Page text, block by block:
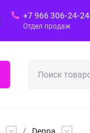
+7 966 306-24-24
Отдел продаж